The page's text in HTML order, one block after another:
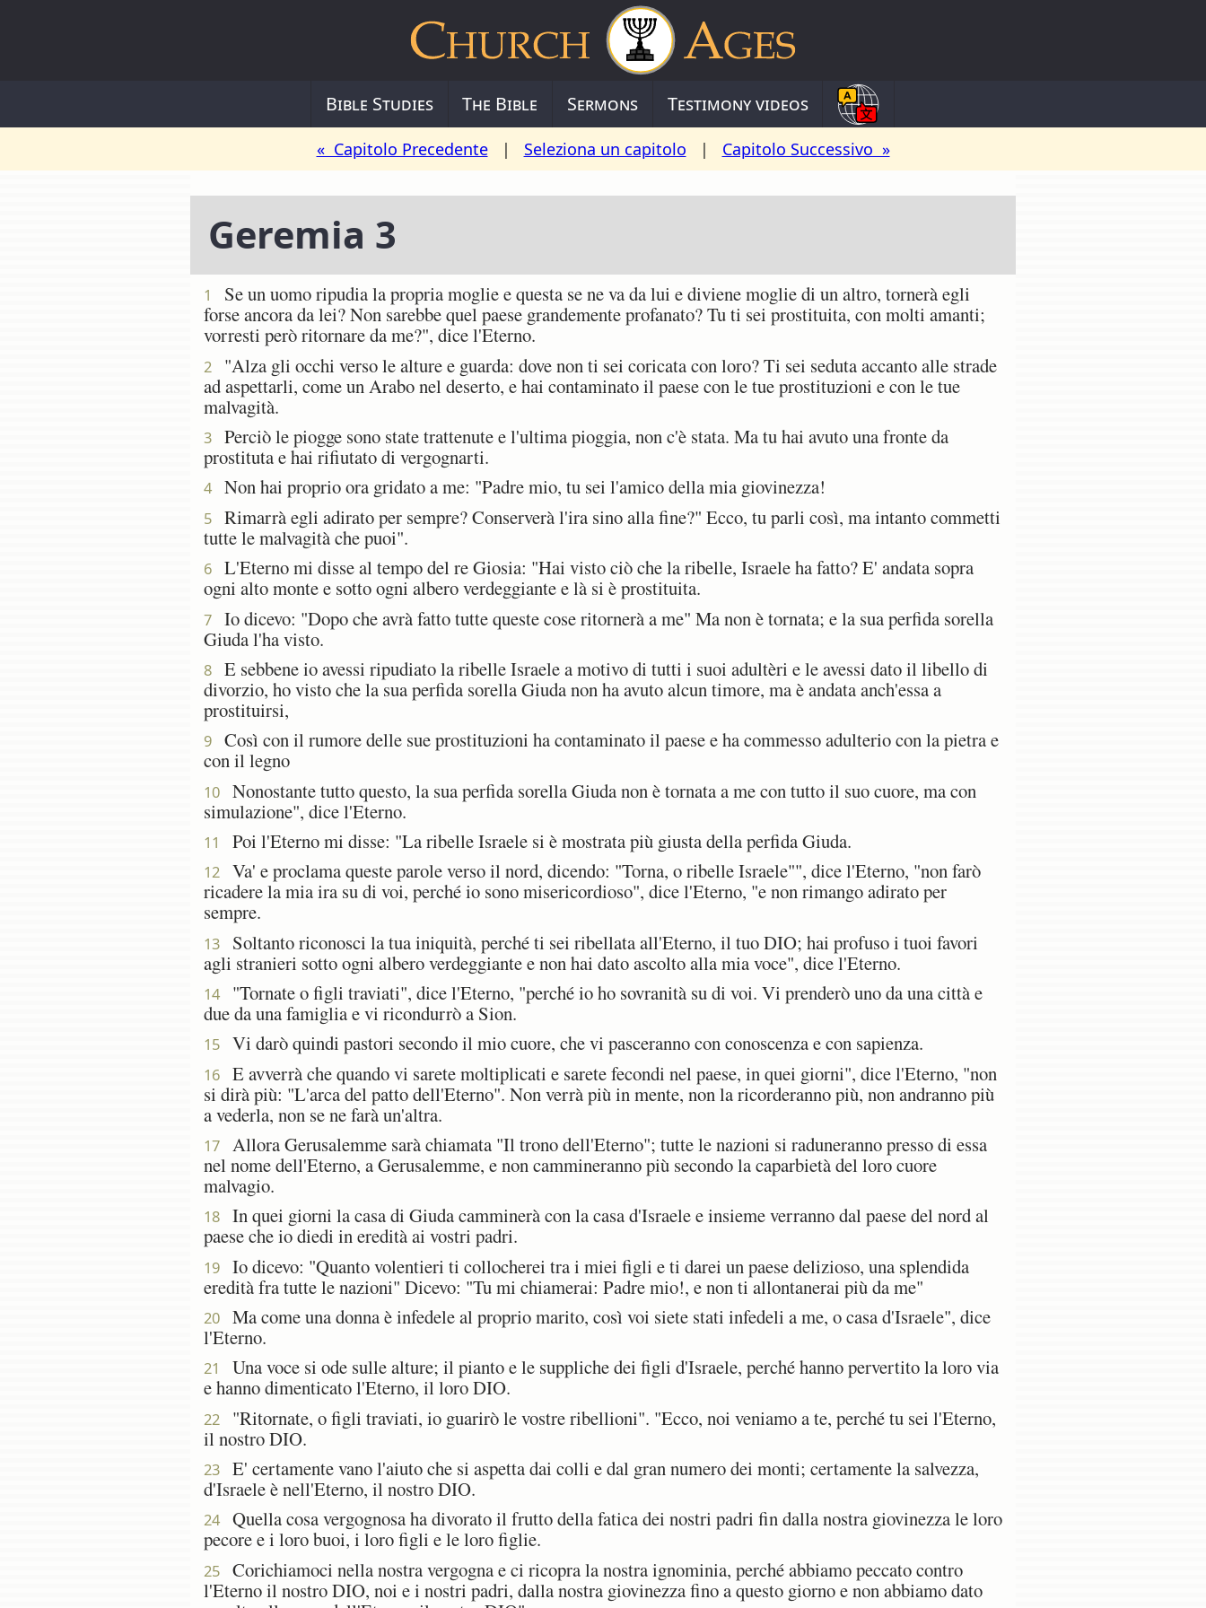
Bible Studies The Bible Sermons Testimony videos
« Capitolo Precedente| Seleziona un capitolo | Capitolo Successivo »
Geremia 3
1
Se un uomo ripudia la propria moglie e questa se ne va da lui e diviene moglie di un altro, tornerà egli
forse ancora da lei? Non sarebbe quel paese grandemente profanato? Tu ti sei prostituita, con molti amanti;
vorresti però ritornare da me?", dice l'Eterno.
2
"Alza gli occhi verso le alture e guarda: dove non ti sei coricata con loro? Ti sei seduta accanto alle strade
ad aspettarli, come un Arabo nel deserto, e hai contaminato il paese con le tue prostituzioni e con le tue
malvagità.
3
Perciò le piogge sono state trattenute e l'ultima pioggia, non c'è stata. Ma tu hai avuto una fronte da
prostituta e hai rifiutato di vergognarti.
4 Non hai proprio ora gridato a me: "Padre mio, tu sei l'amico della mia giovinezza!
5
Rimarrà egli adirato per sempre? Conserverà l'ira sino alla fine?" Ecco, tu parli così, ma intanto commetti
tutte le malvagità che puoi".
6
L'Eterno mi disse al tempo del re Giosia: "Hai visto ciò che la ribelle, Israele ha fatto? E' andata sopra
ogni alto monte e sotto ogni albero verdeggiante e là si è prostituita.
7
Io dicevo: "Dopo che avrà fatto tutte queste cose ritornerà a me" Ma non è tornata; e la sua perfida sorella
Giuda l'ha visto.
8
E sebbene io avessi ripudiato la ribelle Israele a motivo di tutti i suoi adultèri e le avessi dato il libello di
divorzio, ho visto che la sua perfida sorella Giuda non ha avuto alcun timore, ma è andata anch'essa a
prostituirsi,
9
Così con il rumore delle sue prostituzioni ha contaminato il paese e ha commesso adulterio con la pietra e
con il legno
10
Nonostante tutto questo, la sua perfida sorella Giuda non è tornata a me con tutto il suo cuore, ma con
simulazione", dice l'Eterno.
11 Poi l'Eterno mi disse: "La ribelle Israele si è mostrata più giusta della perfida Giuda.
12
Va' e proclama queste parole verso il nord, dicendo: "Torna, o ribelle Israele"", dice l'Eterno, "non farò
ricadere la mia ira su di voi, perché io sono misericordioso", dice l'Eterno, "e non rimango adirato per
sempre.
13
Soltanto riconosci la tua iniquità, perché ti sei ribellata all'Eterno, il tuo DIO; hai profuso i tuoi favori
agli stranieri sotto ogni albero verdeggiante e non hai dato ascolto alla mia voce", dice l'Eterno.
14
"Tornate o figli traviati", dice l'Eterno, "perché io ho sovranità su di voi. Vi prenderò uno da una città e
due da una famiglia e vi ricondurrò a Sion.
15 Vi darò quindi pastori secondo il mio cuore, che vi pasceranno con conoscenza e con sapienza.
16
E avverrà che quando vi sarete moltiplicati e sarete fecondi nel paese, in quei giorni", dice l'Eterno, "non
si dirà più: "L'arca del patto dell'Eterno". Non verrà più in mente, non la ricorderanno più, non andranno più
a vederla, non se ne farà un'altra.
17
Allora Gerusalemme sarà chiamata "Il trono dell'Eterno"; tutte le nazioni si raduneranno presso di essa
nel nome dell'Eterno, a Gerusalemme, e non cammineranno più secondo la caparbietà del loro cuore
malvagio.
18
In quei giorni la casa di Giuda camminerà con la casa d'Israele e insieme verranno dal paese del nord al
paese che io diedi in eredità ai vostri padri.
19
Io dicevo: "Quanto volentieri ti collocherei tra i miei figli e ti darei un paese delizioso, una splendida
eredità fra tutte le nazioni" Dicevo: "Tu mi chiamerai: Padre mio!, e non ti allontanerai più da me"
20
Ma come una donna è infedele al proprio marito, così voi siete stati infedeli a me, o casa d'Israele", dice
l'Eterno.
21
Una voce si ode sulle alture; il pianto e le suppliche dei figli d'Israele, perché hanno pervertito la loro via
e hanno dimenticato l'Eterno, il loro DIO.
22
"Ritornate, o figli traviati, io guarirò le vostre ribellioni". "Ecco, noi veniamo a te, perché tu sei l'Eterno,
il nostro DIO.
23
E' certamente vano l'aiuto che si aspetta dai colli e dal gran numero dei monti; certamente la salvezza,
d'Israele è nell'Eterno, il nostro DIO.
24
Quella cosa vergognosa ha divorato il frutto della fatica dei nostri padri fin dalla nostra giovinezza le loro
pecore e i loro buoi, i loro figli e le loro figlie.
25
Corichiamoci nella nostra vergogna e ci ricopra la nostra ignominia, perché abbiamo peccato contro
l'Eterno il nostro DIO, noi e i nostri padri, dalla nostra giovinezza fino a questo giorno e non abbiamo dato